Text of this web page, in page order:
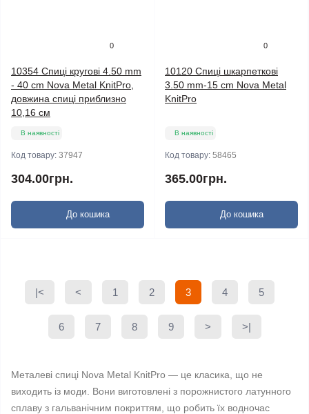
0
10354 Спиці кругові 4.50 mm
- 40 cm Nova Metal KnitPro,
довжина спиці приблизно
10,16 см
В наявності
Код товару: 37947
304.00грн.
До кошика
0
10120 Спиці шкарпеткові
3.50 mm-15 cm Nova Metal
KnitPro
В наявності
Код товару: 58465
365.00грн.
До кошика
|< < 1 2 3 4 5
6 7 8 9 > >|
Металеві спиці Nova Metal KnitPro — це класика, що не
виходить із моди. Вони виготовлені з порожнистого латунного
сплаву з гальванічним покриттям, що робить їх водночас